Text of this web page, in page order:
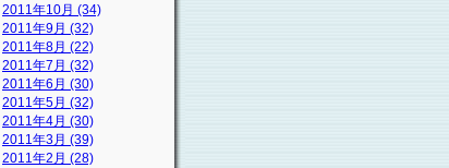
2011年10月 (34)
2011年9月 (32)
2011年8月 (22)
2011年7月 (32)
2011年6月 (30)
2011年5月 (32)
2011年4月 (30)
2011年3月 (39)
2011年2月 (28)